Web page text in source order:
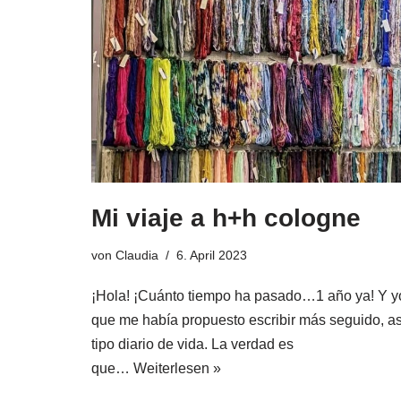
Mi viaje a h+h cologne
von Claudia 6. April 2023
¡Hola! ¡Cuánto tiempo ha pasado…1 año ya! Y
que me había propuesto escribir más seguido,
tipo diario de vida. La verdad es
que… Weiterlesen »